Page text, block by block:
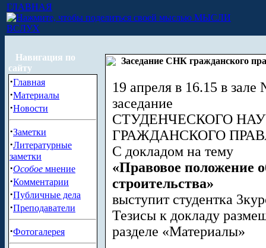
ГЛАВНАЯ
МЫСЛИ
ВСЛУХ
Навигация по
сайту
·Главная
·Материалы
·Новости
·Заметки
·Литературные
заметки
·Особое мнение
·Комментарии
·Публичные дела
·Преподаватели
·Фотогалерея
Заседание СНК гражданского
19 апреля в 16.15 в
заседание
СТУДЕНЧЕСКОГО
ГРАЖДАНСКОГО
С докладом на тему
«Правовое положение
строительства»
выступит студентка
Тезисы к докладу
разделе «Материалы»